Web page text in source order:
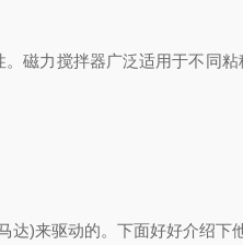
力搅拌器广泛适用于不同
)来驱动的。下面好好介绍下